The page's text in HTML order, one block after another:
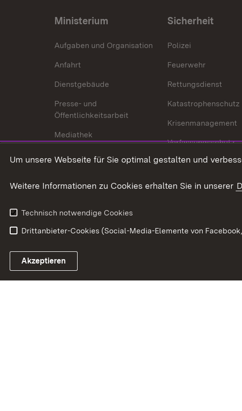
Ministerium
Aufgaben und Organisation
Anfahrt
Dienstgebäude
Presse- und
Öffentlichkeitsarbeit
Mediathek
Publikationen
Sicherheit
Polizei
Feuerwehr
Rettungsdienst
Katastrophenschutz
Krisenmanagement
Verfassungsschutz
Datenschutz
Glücksspielrecht
Link zum Landesportal
Um unsere Webseite für Sie optimal gestalten und
Weitere Informationen zu Cookies erhalten Sie in unserer
Technisch notwendige Cookies
Drittanbieter-Cookies (Social-Media-Elemente von
Akzeptieren